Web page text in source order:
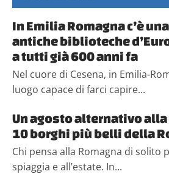
In Emilia Romagna c’è
antiche biblioteche
a tutti già 600 anni fa
Nel cuore di Cesena, in Emilia-
luogo capace di farci capire...
Un agosto alternativo
10 borghi più belli della
Chi pensa alla Romagna di solito
spiaggia e all’estate. In...